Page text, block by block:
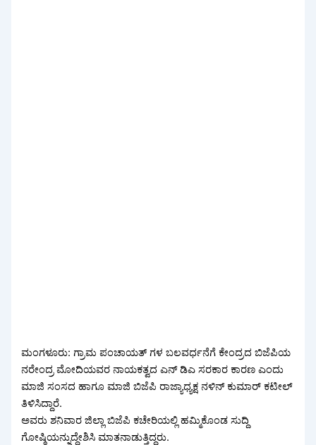
ಮಂಗಳೂರು: ಗ್ರಾಮ ಪಂಚಾಯತ್ ಗಳ ಬಲವರ್ಧನೆಗೆ ಕೇಂದ್ರದ ಬಿಜೆಪಿಯ
ನರೇಂದ್ರ ಮೋದಿಯವರ ನಾಯಕತ್ವದ ಎನ್ ಡಿಎ ಸರಕಾರ ಕಾರಣ ಎಂದು
ಮಾಜಿ ಸಂಸದ ಹಾಗೂ ಮಾಜಿ ಬಿಜೆಪಿ ರಾಜ್ಯಾಧ್ಯಕ್ಷ ನಳಿನ್ ಕುಮಾರ್ ಕಟೀಲ್
ತಿಳಿಸಿದ್ದಾರೆ.
ಅವರು ಶನಿವಾರ ಜಿಲ್ಲಾ ಬಿಜೆಪಿ ಕಚೇರಿಯಲ್ಲಿ ಹಮ್ಮಿಕೊಂಡ ಸುದ್ದಿ
ಗೋಷ್ಠಿಯನ್ನುದ್ದೇಶಿಸಿ ಮಾತನಾಡುತ್ತಿದ್ದರು.